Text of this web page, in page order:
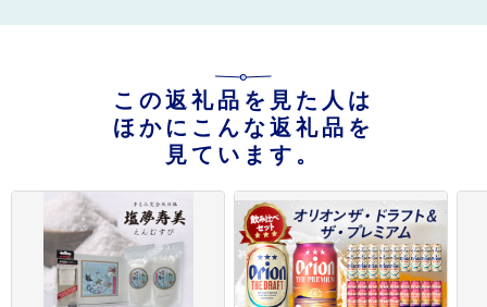
この返礼品を見た人は
ほかにこんな返礼品を
見ています。